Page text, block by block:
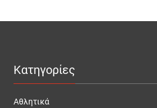
Κατηγορίες
Αθλητικά